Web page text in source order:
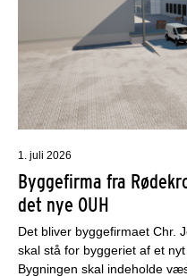
1. juli 2026
Byggefirma fra
det nye OUH
Det bliver byggefirmaet Chr.
skal stå for byggeriet af et
Bygningen skal indeholde